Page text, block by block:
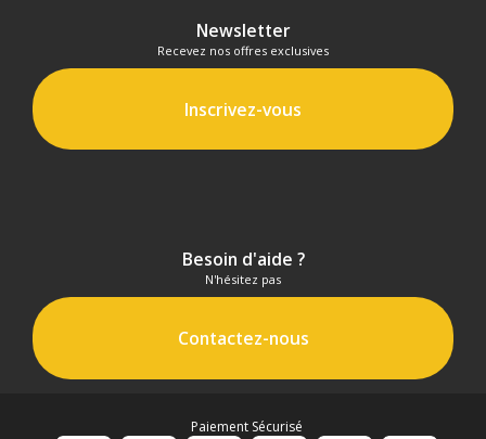
Newsletter
Recevez nos offres exclusives
Inscrivez-vous
Besoin d'aide ?
N'hésitez pas
Contactez-nous
Paiement Sécurisé